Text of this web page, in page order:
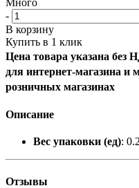
-
В корзину
Купить в 1 клик
Цена товара указана без
для интернет-магазина и
розничных магазинах
Описание
Вес упаковки (ед):
Отзывы